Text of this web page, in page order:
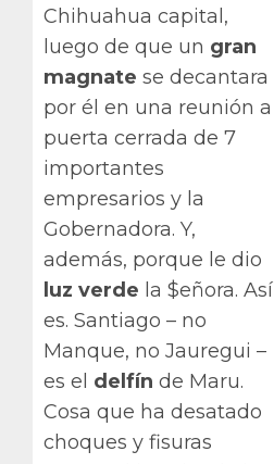
Chihuahua capital,
luego de que un gran
magnate se decantara
por él en una reunión a
puerta cerrada de 7
importantes
empresarios y la
Gobernadora. Y,
además, porque le dio
luz verde la $eñora. Así
es. Santiago – no
Manque, no Jauregui –
es el delfín de Maru.
Cosa que ha desatado
choques y fisuras